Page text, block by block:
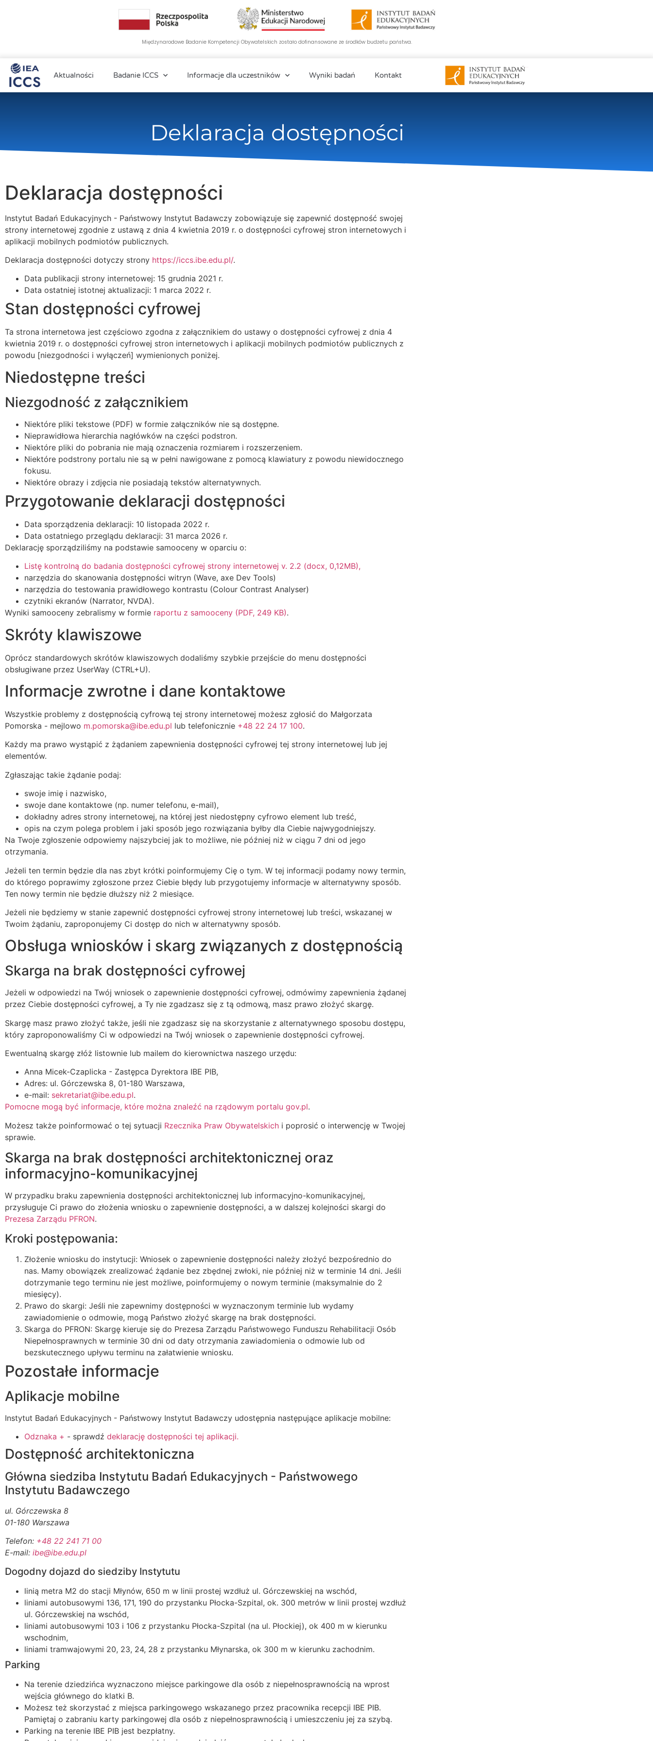
Międzynarodowe Badanie Kompetencji Obywatelskich zostało dofinansowane ze środków budżetu państwa.
Aktualności Badanie ICCS Informacje dla uczestników Wyniki badań Kontakt
Deklaracja dostępności
Deklaracja dostępności
Instytut Badań Edukacyjnych - Państwowy Instytut Badawczy zobowiązuje się zapewnić dostępność swojej
strony internetowej zgodnie z ustawą z dnia 4 kwietnia 2019 r. o dostępności cyfrowej stron internetowych i
aplikacji mobilnych podmiotów publicznych.
Deklaracja dostępności dotyczy strony https://iccs.ibe.edu.pl/.
Data publikacji strony internetowej: 15 grudnia 2021 r.
Data ostatniej istotnej aktualizacji: 1 marca 2022 r.
Stan dostępności cyfrowej
Ta strona internetowa jest częściowo zgodna z załącznikiem do ustawy o dostępności cyfrowej z dnia 4
kwietnia 2019 r. o dostępności cyfrowej stron internetowych i aplikacji mobilnych podmiotów publicznych z
powodu [niezgodności i wyłączeń] wymienionych poniżej.
Niedostępne treści
Niezgodność z załącznikiem
Niektóre pliki tekstowe (PDF) w formie załączników nie są dostępne.
Nieprawidłowa hierarchia nagłówków na części podstron.
Niektóre pliki do pobrania nie mają oznaczenia rozmiarem i rozszerzeniem.
Niektóre podstrony portalu nie są w pełni nawigowane z pomocą klawiatury z powodu niewidocznego
fokusu.
Niektóre obrazy i zdjęcia nie posiadają tekstów alternatywnych.
Przygotowanie deklaracji dostępności
Data sporządzenia deklaracji: 10 listopada 2022 r.
Data ostatniego przeglądu deklaracji: 31 marca 2026 r.
Deklarację sporządziliśmy na podstawie samooceny w oparciu o:
Listę kontrolną do badania dostępności cyfrowej strony internetowej v. 2.2 (docx, 0,12MB),
narzędzia do skanowania dostępności witryn (Wave, axe Dev Tools)
narzędzia do testowania prawidłowego kontrastu (Colour Contrast Analyser)
czytniki ekranów (Narrator, NVDA).
Wyniki samooceny zebralismy w formie raportu z samooceny (PDF, 249 KB).
Skróty klawiszowe
Oprócz standardowych skrótów klawiszowych dodaliśmy szybkie przejście do menu dostępności
obsługiwane przez UserWay (CTRL+U).
Informacje zwrotne i dane kontaktowe
Wszystkie problemy z dostępnością cyfrową tej strony internetowej możesz zgłosić do Małgorzata
Pomorska - mejlowo m.pomorska@ibe.edu.pl lub telefonicznie +48 22 24 17 100.
Każdy ma prawo wystąpić z żądaniem zapewnienia dostępności cyfrowej tej strony internetowej lub jej
elementów.
Zgłaszając takie żądanie podaj:
swoje imię i nazwisko,
swoje dane kontaktowe (np. numer telefonu, e-mail),
dokładny adres strony internetowej, na której jest niedostępny cyfrowo element lub treść,
opis na czym polega problem i jaki sposób jego rozwiązania byłby dla Ciebie najwygodniejszy.
Na Twoje zgłoszenie odpowiemy najszybciej jak to możliwe, nie później niż w ciągu 7 dni od jego
otrzymania.
Jeżeli ten termin będzie dla nas zbyt krótki poinformujemy Cię o tym. W tej informacji podamy nowy termin,
do którego poprawimy zgłoszone przez Ciebie błędy lub przygotujemy informacje w alternatywny sposób.
Ten nowy termin nie będzie dłuższy niż 2 miesiące.
Jeżeli nie będziemy w stanie zapewnić dostępności cyfrowej strony internetowej lub treści, wskazanej w
Twoim żądaniu, zaproponujemy Ci dostęp do nich w alternatywny sposób.
Obsługa wniosków i skarg związanych z dostępnością
Skarga na brak dostępności cyfrowej
Jeżeli w odpowiedzi na Twój wniosek o zapewnienie dostępności cyfrowej, odmówimy zapewnienia żądanej
przez Ciebie dostępności cyfrowej, a Ty nie zgadzasz się z tą odmową, masz prawo złożyć skargę.
Skargę masz prawo złożyć także, jeśli nie zgadzasz się na skorzystanie z alternatywnego sposobu dostępu,
który zaproponowaliśmy Ci w odpowiedzi na Twój wniosek o zapewnienie dostępności cyfrowej.
Ewentualną skargę złóż listownie lub mailem do kierownictwa naszego urzędu:
Anna Micek-Czaplicka - Zastępca Dyrektora IBE PIB,
Adres: ul. Górczewska 8, 01-180 Warszawa,
e-mail: sekretariat@ibe.edu.pl.
Pomocne mogą być informacje, które można znaleźć na rządowym portalu gov.pl.
Możesz także poinformować o tej sytuacji Rzecznika Praw Obywatelskich i poprosić o interwencję w Twojej
sprawie.
Skarga na brak dostępności architektonicznej oraz
informacyjno-komunikacyjnej
W przypadku braku zapewnienia dostępności architektonicznej lub informacyjno-komunikacyjnej,
przysługuje Ci prawo do złożenia wniosku o zapewnienie dostępności, a w dalszej kolejności skargi do
Prezesa Zarządu PFRON.
Kroki postępowania:
Złożenie wniosku do instytucji: Wniosek o zapewnienie dostępności należy złożyć bezpośrednio do
nas. Mamy obowiązek zrealizować żądanie bez zbędnej zwłoki, nie później niż w terminie 14 dni. Jeśli
dotrzymanie tego terminu nie jest możliwe, poinformujemy o nowym terminie (maksymalnie do 2
miesięcy).
Prawo do skargi: Jeśli nie zapewnimy dostępności w wyznaczonym terminie lub wydamy
zawiadomienie o odmowie, mogą Państwo złożyć skargę na brak dostępności.
Skarga do PFRON: Skargę kieruje się do Prezesa Zarządu Państwowego Funduszu Rehabilitacji Osób
Niepełnosprawnych w terminie 30 dni od daty otrzymania zawiadomienia o odmowie lub od
bezskutecznego upływu terminu na załatwienie wniosku.
Pozostałe informacje
Aplikacje mobilne
Instytut Badań Edukacyjnych - Państwowy Instytut Badawczy udostępnia następujące aplikacje mobilne:
Odznaka + - sprawdź deklarację dostępności tej aplikacji.
Dostępność architektoniczna
Główna siedziba Instytutu Badań Edukacyjnych - Państwowego
Instytutu Badawczego
ul. Górczewska 8
01-180 Warszawa
Telefon: +48 22 241 71 00
E-mail: ibe@ibe.edu.pl
Dogodny dojazd do siedziby Instytutu
linią metra M2 do stacji Młynów, 650 m w linii prostej wzdłuż ul. Górczewskiej na wschód,
liniami autobusowymi 136, 171, 190 do przystanku Płocka-Szpital, ok. 300 metrów w linii prostej wzdłuż
ul. Górczewskiej na wschód,
liniami autobusowymi 103 i 106 z przystanku Płocka-Szpital (na ul. Płockiej), ok 400 m w kierunku
wschodnim,
liniami tramwajowymi 20, 23, 24, 28 z przystanku Młynarska, ok 300 m w kierunku zachodnim.
Parking
Na terenie dziedzińca wyznaczono miejsce parkingowe dla osób z niepełnosprawnością na wprost
wejścia głównego do klatki B.
Możesz też skorzystać z miejsca parkingowego wskazanego przez pracownika recepcji IBE PIB.
Pamiętaj o zabraniu karty parkingowej dla osób z niepełnosprawnością i umieszczeniu jej za szybą.
Parking na terenie IBE PIB jest bezpłatny.